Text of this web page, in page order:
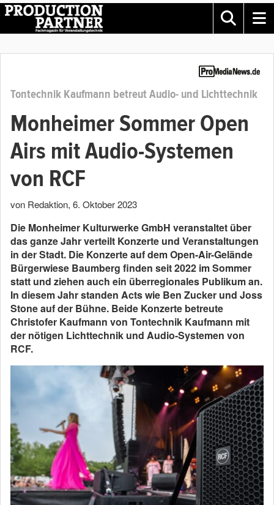
Tontechnik Kaufmann betreut Audio- und Lichttechnik
Monheimer Sommer Open
Airs mit Audio-Systemen
von RCF
von Redaktion, 6. Oktober 2023
Die Monheimer Kulturwerke GmbH veranstaltet über
das ganze Jahr verteilt Konzerte und Veranstaltungen
in der Stadt. Die Konzerte auf dem Open-Air-Gelände
Bürgerwiese Baumberg finden seit 2022 im Sommer
statt und ziehen auch ein überregionales Publikum an.
In diesem Jahr standen Acts wie Ben Zucker und Joss
Stone auf der Bühne. Beide Konzerte betreute
Christofer Kaufmann von Tontechnik Kaufmann mit
der nötigen Lichttechnik und Audio-Systemen von
RCF.